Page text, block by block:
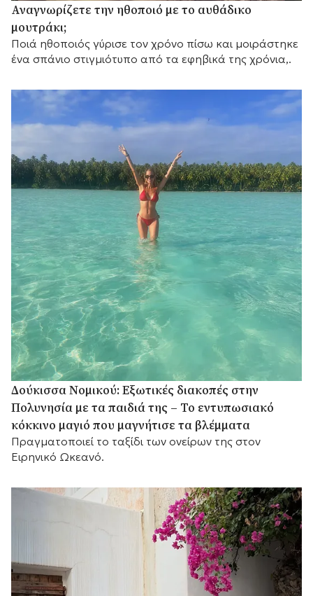
Αναγνωρίζετε την ηθοποιό με το αυθάδικο
μουτράκι;
Ποιά ηθοποιός γύρισε τον χρόνο πίσω και μοιράστηκε
ένα σπάνιο στιγμιότυπο από τα εφηβικά της χρόνια,.
Δούκισσα Νομικού: Εξωτικές διακοπές στην
Πολυνησία με τα παιδιά της – Το εντυπωσιακό
κόκκινο μαγιό που μαγνήτισε τα βλέμματα
Πραγματοποιεί το ταξίδι των ονείρων της στον
Ειρηνικό Ωκεανό.